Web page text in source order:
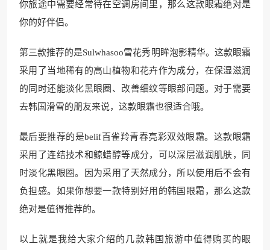
你旅途中需要经常待在空调房间里，那么这款眼霜绝对是
你的好伴侣。
第三款推荐的是Sulwhasoo雪花秀明眸泡影精华。这款眼霜
采用了当地稀有的高山植物和花卉作为成分，在保湿滋润
的同时还能淡化黑眼圈、改善细纹等眼部问题。对于需要
去韩国滑雪的朋友来说，这款眼霜也很适合哦。
最后要推荐的是belif百雀羚青春亮彩双效眼霜。这款眼霜
采用了连结技术和鲸蜡醇等成分，可以深层滋润肌肤，同
时淡化黑眼圈。因为采用了天然成分，所以使用后不会有
负担感。如果你想要一款特别好用的韩国眼霜，那么这款
绝对是值得推荐的。
以上就是我给大家介绍的几款韩国旅游中值得购买的眼